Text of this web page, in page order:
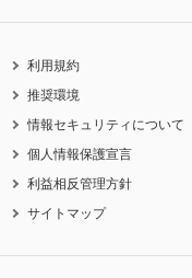
利用規約
推奨環境
情報セキュリティについて
個人情報保護宣言
利益相反管理方針
サイトマップ